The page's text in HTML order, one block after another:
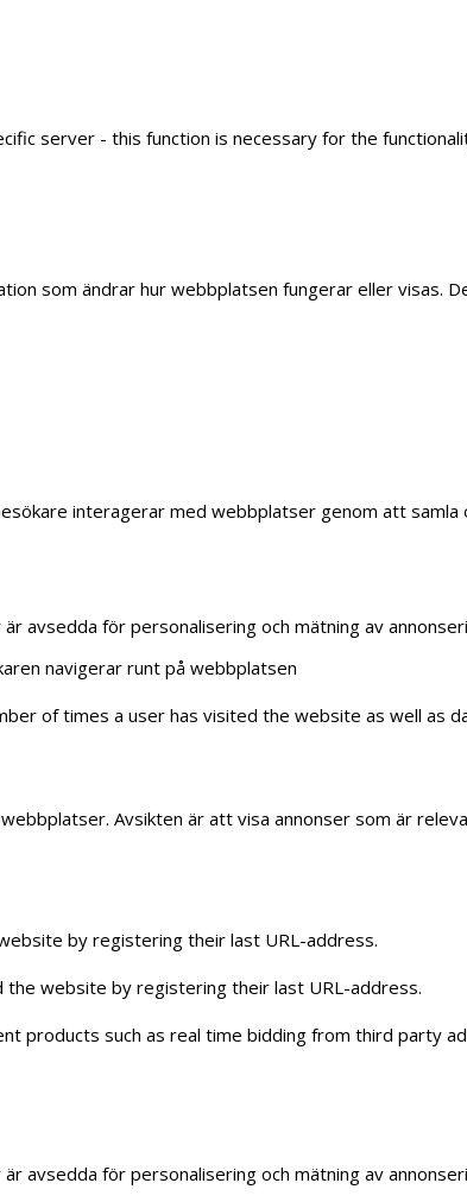
server - this function is necessary for the
som ändrar hur webbplatsen fungerar eller visas.
interagerar med webbplatser genom att samla
avsedda för personalisering och mätning av
navigerar runt på webbplatsen
of times a user has visited the website as well as
Avsikten är att visa annonser som är
by registering their last URL-address.
website by registering their last URL-address.
products such as real time bidding from third party
avsedda för personalisering och mätning av